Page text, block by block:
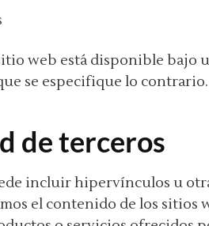
web está disponible bajo
se especifique lo contrario.
de terceros
incluir hipervínculos u
el contenido de los sitios